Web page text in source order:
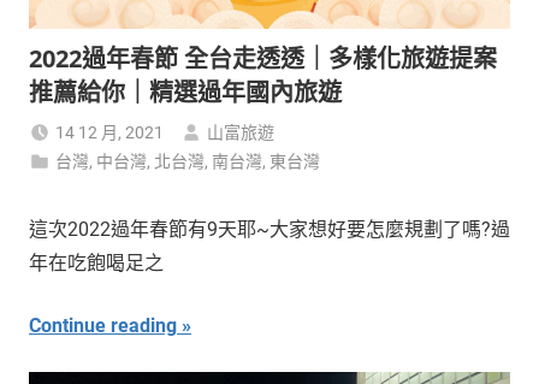
2022過年春節 全台走透透｜多樣化旅遊提案
推薦給你｜精選過年國內旅遊
14 12 月, 2021
山富旅遊
台灣, 中台灣, 北台灣, 南台灣, 東台灣
這次2022過年春節有9天耶~大家想好要怎麼規劃了嗎?過
年在吃飽喝足之
Continue reading